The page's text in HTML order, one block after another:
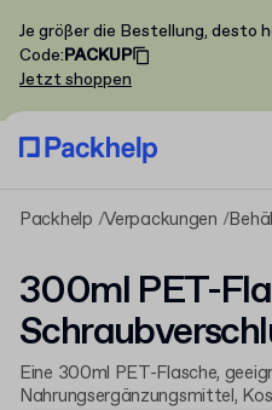
Je größer die Bestellung, desto
Code:PACKUP
Jetzt shoppen
Packhelp Verpackungen
300ml PET-
Eine 300ml PET-Flasche,
Nahrungsergänzungsmittel,